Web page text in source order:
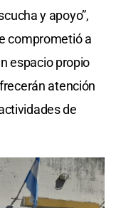
y apoyo”,
comprometió a
espacio propio
atención
de